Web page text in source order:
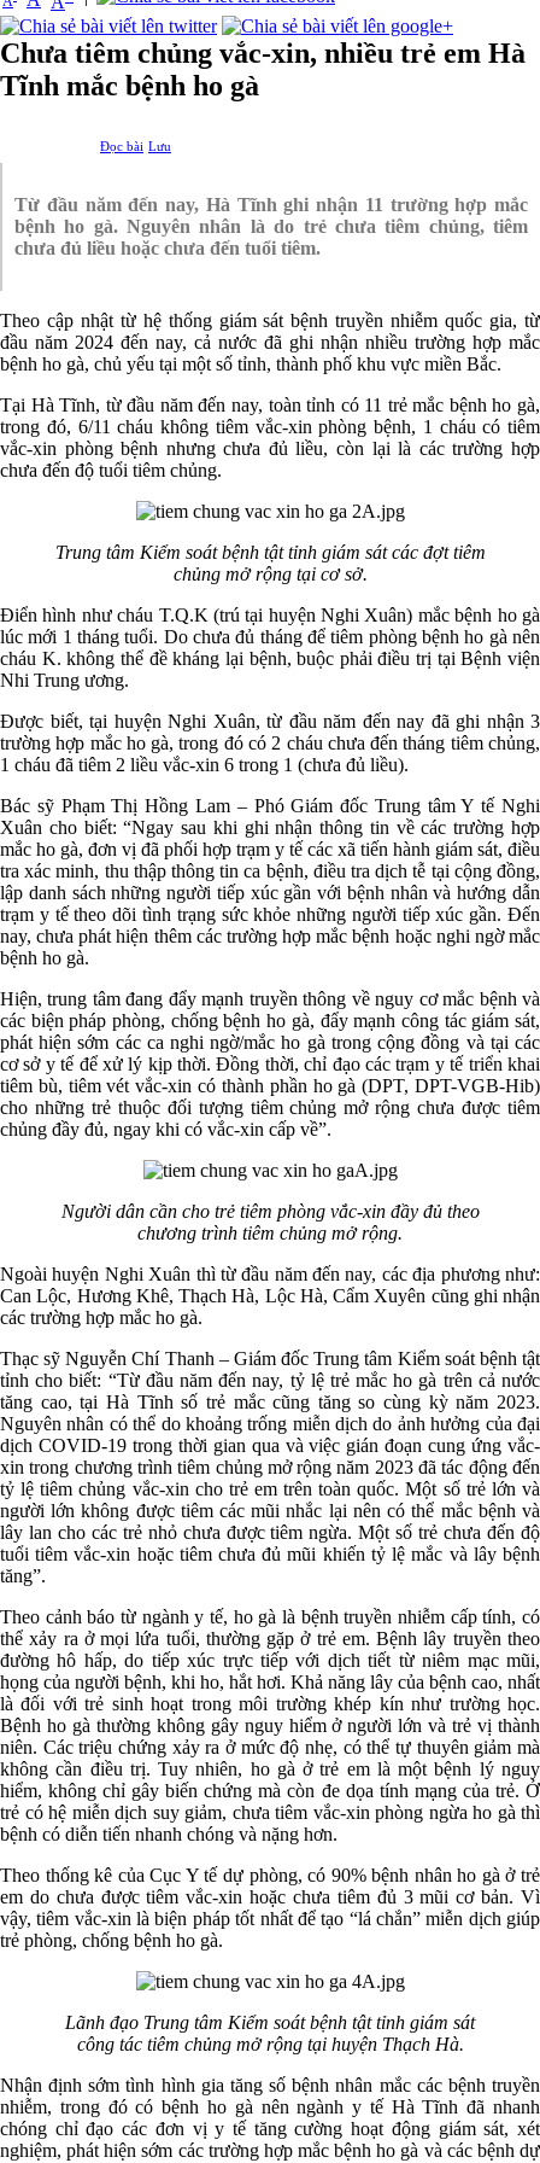
Chưa tiêm chủng vắc-xin, nhiều trẻ em Hà
Tĩnh mắc bệnh ho gà
Đọc bài Lưu
Từ đầu năm đến nay, Hà Tĩnh ghi nhận 11 trường hợp mắc
bệnh ho gà. Nguyên nhân là do trẻ chưa tiêm chủng, tiêm
chưa đủ liều hoặc chưa đến tuổi tiêm.
Theo cập nhật từ hệ thống giám sát bệnh truyền nhiễm quốc gia, từ
đầu năm 2024 đến nay, cả nước đã ghi nhận nhiều trường hợp mắc
bệnh ho gà, chủ yếu tại một số tỉnh, thành phố khu vực miền Bắc.
Tại Hà Tĩnh, từ đầu năm đến nay, toàn tỉnh có 11 trẻ mắc bệnh ho gà,
trong đó, 6/11 cháu không tiêm vắc-xin phòng bệnh, 1 cháu có tiêm
vắc-xin phòng bệnh nhưng chưa đủ liều, còn lại là các trường hợp
chưa đến độ tuổi tiêm chủng.
Trung tâm Kiểm soát bệnh tật tỉnh giám sát các đợt tiêm
chủng mở rộng tại cơ sở.
Điển hình như cháu T.Q.K (trú tại huyện Nghi Xuân) mắc bệnh ho gà
lúc mới 1 tháng tuổi. Do chưa đủ tháng để tiêm phòng bệnh ho gà nên
cháu K. không thể đề kháng lại bệnh, buộc phải điều trị tại Bệnh viện
Nhi Trung ương.
Được biết, tại huyện Nghi Xuân, từ đầu năm đến nay đã ghi nhận 3
trường hợp mắc ho gà, trong đó có 2 cháu chưa đến tháng tiêm chủng,
1 cháu đã tiêm 2 liều vắc-xin 6 trong 1 (chưa đủ liều).
Bác sỹ Phạm Thị Hồng Lam – Phó Giám đốc Trung tâm Y tế Nghi
Xuân cho biết: “Ngay sau khi ghi nhận thông tin về các trường hợp
mắc ho gà, đơn vị đã phối hợp trạm y tế các xã tiến hành giám sát, điều
tra xác minh, thu thập thông tin ca bệnh, điều tra dịch tễ tại cộng đồng,
lập danh sách những người tiếp xúc gần với bệnh nhân và hướng dẫn
trạm y tế theo dõi tình trạng sức khỏe những người tiếp xúc gần. Đến
nay, chưa phát hiện thêm các trường hợp mắc bệnh hoặc nghi ngờ mắc
bệnh ho gà.
Hiện, trung tâm đang đẩy mạnh truyền thông về nguy cơ mắc bệnh và
các biện pháp phòng, chống bệnh ho gà, đẩy mạnh công tác giám sát,
phát hiện sớm các ca nghi ngờ/mắc ho gà trong cộng đồng và tại các
cơ sở y tế để xử lý kịp thời. Đồng thời, chỉ đạo các trạm y tế triển khai
tiêm bù, tiêm vét vắc-xin có thành phần ho gà (DPT, DPT-VGB-Hib)
cho những trẻ thuộc đối tượng tiêm chủng mở rộng chưa được tiêm
chủng đầy đủ, ngay khi có vắc-xin cấp về”.
Người dân cần cho trẻ tiêm phòng vắc-xin đầy đủ theo
chương trình tiêm chủng mở rộng.
Ngoài huyện Nghi Xuân thì từ đầu năm đến nay, các địa phương như:
Can Lộc, Hương Khê, Thạch Hà, Lộc Hà, Cẩm Xuyên cũng ghi nhận
các trường hợp mắc ho gà.
Thạc sỹ Nguyễn Chí Thanh – Giám đốc Trung tâm Kiểm soát bệnh tật
tỉnh cho biết: “Từ đầu năm đến nay, tỷ lệ trẻ mắc ho gà trên cả nước
tăng cao, tại Hà Tĩnh số trẻ mắc cũng tăng so cùng kỳ năm 2023.
Nguyên nhân có thể do khoảng trống miễn dịch do ảnh hưởng của đại
dịch COVID-19 trong thời gian qua và việc gián đoạn cung ứng vắc-
xin trong chương trình tiêm chủng mở rộng năm 2023 đã tác động đến
tỷ lệ tiêm chủng vắc-xin cho trẻ em trên toàn quốc. Một số trẻ lớn và
người lớn không được tiêm các mũi nhắc lại nên có thể mắc bệnh và
lây lan cho các trẻ nhỏ chưa được tiêm ngừa. Một số trẻ chưa đến độ
tuổi tiêm vắc-xin hoặc tiêm chưa đủ mũi khiến tỷ lệ mắc và lây bệnh
tăng”.
Theo cảnh báo từ ngành y tế, ho gà là bệnh truyền nhiễm cấp tính, có
thể xảy ra ở mọi lứa tuổi, thường gặp ở trẻ em. Bệnh lây truyền theo
đường hô hấp, do tiếp xúc trực tiếp với dịch tiết từ niêm mạc mũi,
họng của người bệnh, khi ho, hắt hơi. Khả năng lây của bệnh cao, nhất
là đối với trẻ sinh hoạt trong môi trường khép kín như trường học.
Bệnh ho gà thường không gây nguy hiểm ở người lớn và trẻ vị thành
niên. Các triệu chứng xảy ra ở mức độ nhẹ, có thể tự thuyên giảm mà
không cần điều trị. Tuy nhiên, ho gà ở trẻ em là một bệnh lý nguy
hiểm, không chỉ gây biến chứng mà còn đe dọa tính mạng của trẻ. Ở
trẻ có hệ miễn dịch suy giảm, chưa tiêm vắc-xin phòng ngừa ho gà thì
bệnh có diễn tiến nhanh chóng và nặng hơn.
Theo thống kê của Cục Y tế dự phòng, có 90% bệnh nhân ho gà ở trẻ
em do chưa được tiêm vắc-xin hoặc chưa tiêm đủ 3 mũi cơ bản. Vì
vậy, tiêm vắc-xin là biện pháp tốt nhất để tạo “lá chắn” miễn dịch giúp
trẻ phòng, chống bệnh ho gà.
Lãnh đạo Trung tâm Kiểm soát bệnh tật tỉnh giám sát
công tác tiêm chủng mở rộng tại huyện Thạch Hà.
Nhận định sớm tình hình gia tăng số bệnh nhân mắc các bệnh truyền
nhiễm, trong đó có bệnh ho gà nên ngành y tế Hà Tĩnh đã nhanh
chóng chỉ đạo các đơn vị y tế tăng cường hoạt động giám sát, xét
nghiệm, phát hiện sớm các trường hợp mắc bệnh ho gà và các bệnh dự